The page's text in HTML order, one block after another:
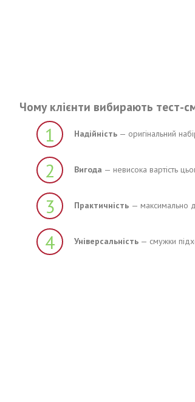
Чому клієнти вибирають тест-
1 Надійність — оригінальний
2 Вигода — невисока вартість
3 Практичність — максимально
4 Універсальність — смужки